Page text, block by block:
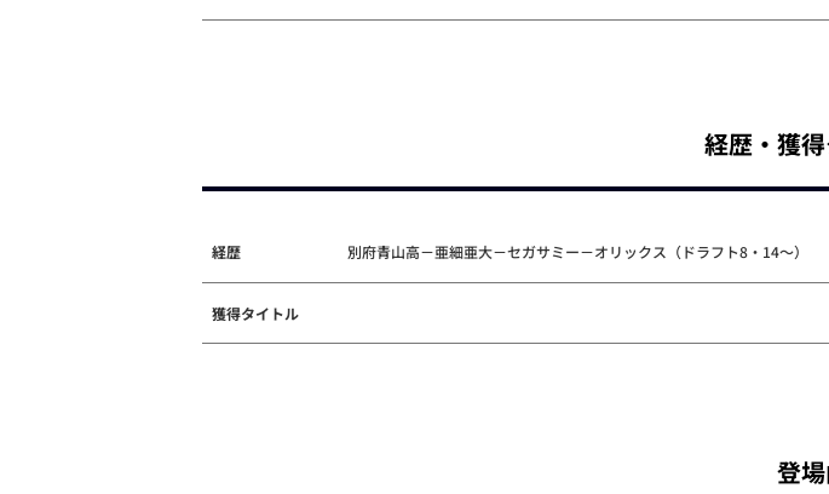
経歴・獲
経歴 別府青山高－亜細亜大－セガサミー－オリックス（ドラフト8・14～）
獲得タイトル
登